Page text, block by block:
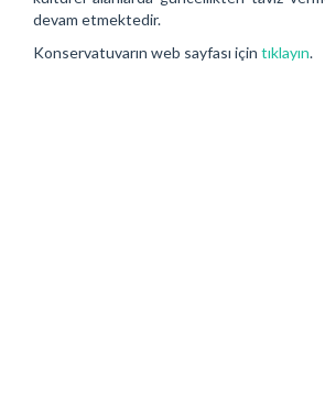
devam etmektedir.
Konservatuvarın web sayfası için tıklayın.